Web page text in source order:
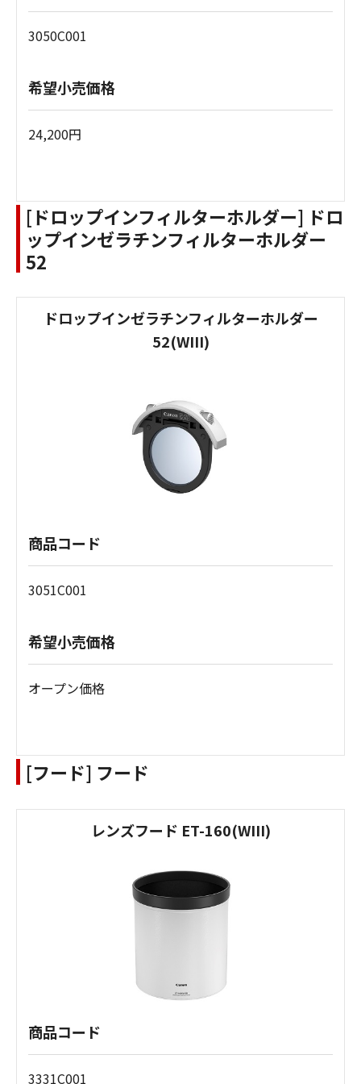
3050C001
希望小売価格
24,200円
[ドロップインフィルターホルダー] ドロ
ップインゼラチンフィルターホルダー
52
ドロップインゼラチンフィルターホルダー
52(WIII)
商品コード
3051C001
希望小売価格
オープン価格
[フード] フード
レンズフード ET-160(WIII)
商品コード
3331C001